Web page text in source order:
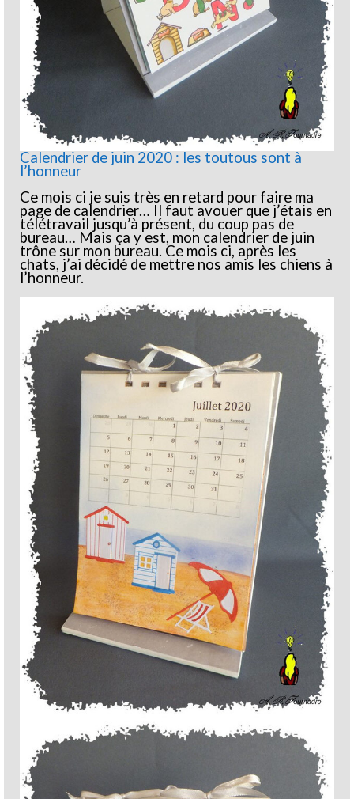
Calendrier de juin 2020 : les toutous sont à
l’honneur
Ce mois ci je suis très en retard pour faire ma
page de calendrier… Il faut avouer que j’étais en
télétravail jusqu’à présent, du coup pas de
bureau… Mais ça y est, mon calendrier de juin
trône sur mon bureau. Ce mois ci, après les
chats, j’ai décidé de mettre nos amis les chiens à
l’honneur.